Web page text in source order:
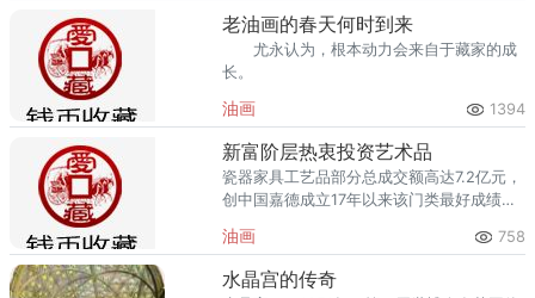
整，金银币新一轮行情已经来临。
老油画的春天何时到来
尤永认为，根本动力会来自于藏家的成
长。
油画 1394
新富阶层热衷投资艺术品
瓷器家具工艺品部分总成交额高达7.2亿元，
创中国嘉德成立17年以来该门类最好成绩。
作品最高拍卖纪录。
油画 758
水晶宫的传奇